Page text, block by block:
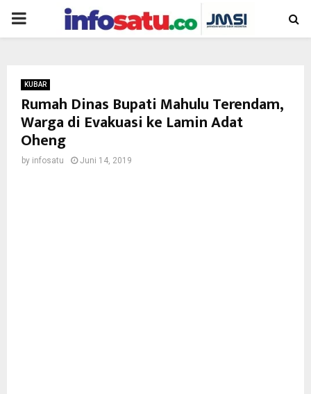
PRIMARY
KUBAR
Rumah Dinas Bupati Mahulu Terendam,
Warga di Evakuasi ke Lamin Adat
Oheng
by infosatu Juni 14, 2019